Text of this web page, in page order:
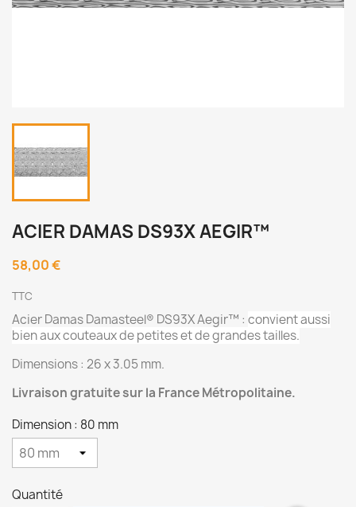
ACIER DAMAS DS93X AEGIR™
58,00 €
TTC
Acier Damas Damasteel® DS93X Aegir™ : convient aussi
bien aux couteaux de petites et de grandes tailles.
Dimensions : 26 x 3.05 mm.
Livraison gratuite sur la France Métropolitaine.
Dimension : 80 mm
Quantité